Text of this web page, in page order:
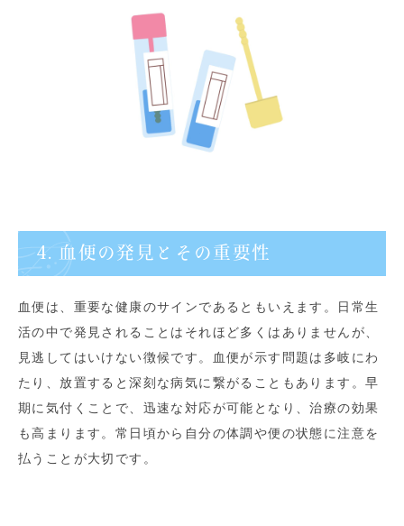
4. 血便の発見とその重要性
血便は、重要な健康のサインであるともいえます。日常生
活の中で発見されることはそれほど多くはありませんが、
見逃してはいけない徴候です。血便が示す問題は多岐にわ
たり、放置すると深刻な病気に繋がることもあります。早
期に気付くことで、迅速な対応が可能となり、治療の効果
も高まります。常日頃から自分の体調や便の状態に注意を
払うことが大切です。